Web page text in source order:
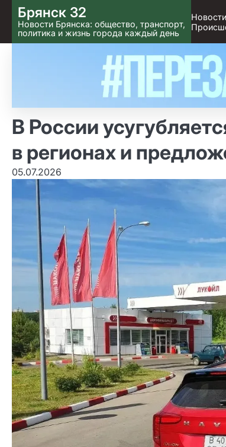
Skip
to content
Брянск 32
Новости Брянска: общество, транспорт,
политика и жизнь города каждый день
В России
в регионах и
05.07.2026